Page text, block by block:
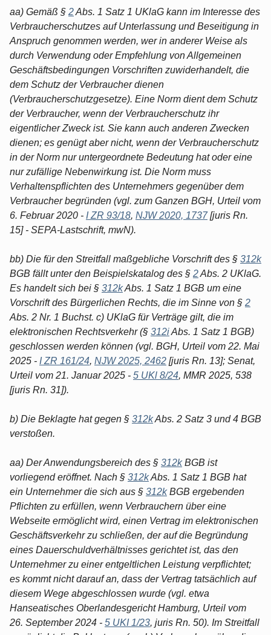
aa) Gemäß § 2Abs. 1 Satz 1 UKlaG kann im Interesse des
Verbraucherschutzes auf Unterlassung und Beseitigung in
Anspruch genommen werden, wer in anderer Weise als
durch Verwendung oder Empfehlung von Allgemeinen
Geschäftsbedingungen Vorschriften zuwiderhandelt, die
dem Schutz der Verbraucher dienen
(Verbraucherschutzgesetze). Eine Norm dient dem Schutz
der Verbraucher, wenn der Verbraucherschutz ihr
eigentlicher Zweck ist. Sie kann auch anderen Zwecken
dienen; es genügt aber nicht, wenn der Verbraucherschutz
in der Norm nur untergeordnete Bedeutung hat oder eine
nur zufällige Nebenwirkung ist. Die Norm muss
Verhaltenspflichten des Unternehmers gegenüber dem
Verbraucher begründen (vgl. zum Ganzen BGH, Urteil vom
6. Februar 2020 - I ZR 93/18, NJW 2020, 1737[juris Rn.
15] - SEPA-Lastschrift, mwN).
bb) Die für den Streitfall maßgebliche Vorschrift des § 312k
BGB fällt unter den Beispielskatalog des § 2Abs. 2 UKlaG.
Es handelt sich bei § 312kAbs. 1 Satz 1 BGB um eine
Vorschrift des Bürgerlichen Rechts, die im Sinne von § 2
Abs. 2 Nr. 1 Buchst. c) UKlaG für Verträge gilt, die im
elektronischen Rechtsverkehr (§ 312iAbs. 1 Satz 1 BGB)
geschlossen werden können (vgl. BGH, Urteil vom 22. Mai
2025 - I ZR 161/24, NJW 2025, 2462 [juris Rn. 13]; Senat,
Urteil vom 21. Januar 2025 - 5 UKl 8/24, MMR 2025, 538
[juris Rn. 31]).
b) Die Beklagte hat gegen § 312kAbs. 2 Satz 3 und 4 BGB
verstoßen.
aa) Der Anwendungsbereich des § 312kBGB ist
vorliegend eröffnet. Nach § 312kAbs. 1 Satz 1 BGB hat
ein Unternehmer die sich aus § 312kBGB ergebenden
Pflichten zu erfüllen, wenn Verbrauchern über eine
Webseite ermöglicht wird, einen Vertrag im elektronischen
Geschäftsverkehr zu schließen, der auf die Begründung
eines Dauerschuldverhältnisses gerichtet ist, das den
Unternehmer zu einer entgeltlichen Leistung verpflichtet;
es kommt nicht darauf an, dass der Vertrag tatsächlich auf
diesem Wege abgeschlossen wurde (vgl. etwa
Hanseatisches Oberlandesgericht Hamburg, Urteil vom
26. September 2024 - 5 UKI 1/23, juris Rn. 50). Im Streitfall